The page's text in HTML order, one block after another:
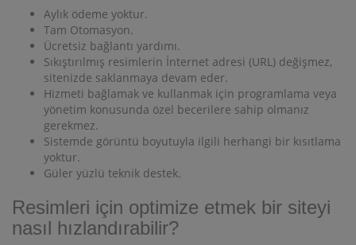
Aylık ödeme yoktur.
Tam Otomasyon.
Ücretsiz bağlantı yardımı.
Sıkıştırılmış resimlerin İnternet adresi (URL) değişmez,
sitenizde saklanmaya devam eder.
Hizmeti bağlamak ve kullanmak için programlama veya
yönetim konusunda özel becerilere sahip olmanız
gerekmez.
Sistemde görüntü boyutuyla ilgili herhangi bir kısıtlama
yoktur.
Güler yüzlü teknik destek.
Resimleri için optimize etmek bir siteyi
nasıl hızlandırabilir?